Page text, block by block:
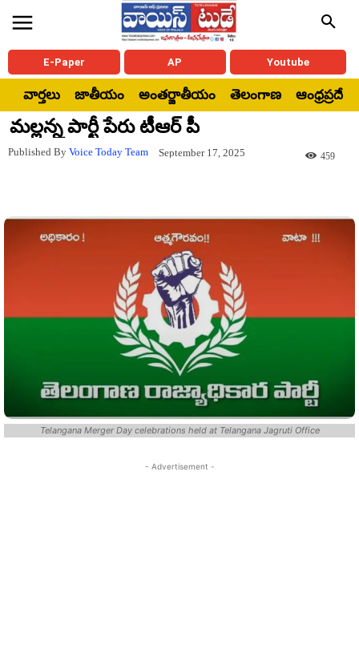
E-Paper AP Youtube
వార్తలు జాతీయం అంతర్జాతీయం తెలంగాణ ఆంధ్రప్రదేశ్
మల్లన్న పార్టీ పేరు టీఆర్ పీ
Published By Voice Today Team September 17, 2025 459
Telangana Merger Day celebrations held at Telangana Jagruti Office
- Advertisement -